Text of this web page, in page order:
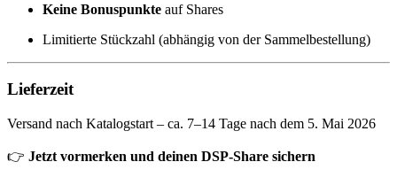
Keine Bonuspunkte auf Shares
Limitierte Stückzahl (abhängig von der Sammelbestellung)
Lieferzeit
Versand nach Katalogstart – ca. 7–14 Tage nach dem 5. Mai 2026
👉 Jetzt vormerken und deinen DSP-Share sichern